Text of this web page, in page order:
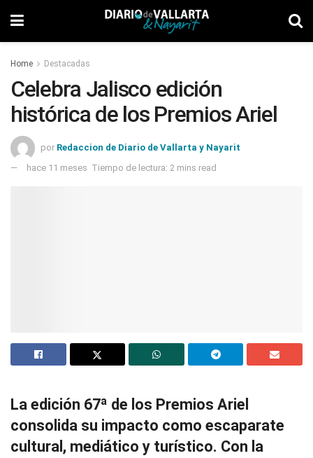
Home Destacadas
Celebra Jalisco edición
histórica de los Premios Ariel
por Redaccion de Diario de Vallarta y Nayarit
hace 11 meses Tiempo de lectura: 2 mins read
La edición 67ª de los Premios Ariel
consolida su impacto como escaparate
cultural, mediático y turístico. Con la